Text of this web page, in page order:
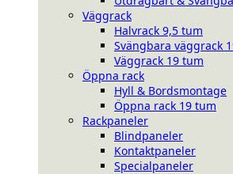
Väggrack
Halvrack 9,5 tum
Svängbara väggrack
Väggrack 19 tum
Öppna rack
Hyll & Bordsmontage
Öppna rack 19 tum
Rackpaneler
Blindpaneler
Kontaktpaneler
Specialpaneler